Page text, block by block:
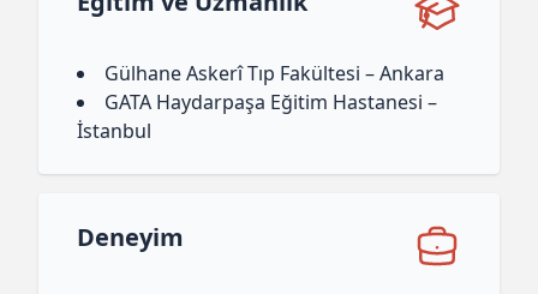
Gülhane Askerî Tıp Fakültesi – Ankara
GATA Haydarpaşa Eğitim Hastanesi –
İstanbul
Deneyim